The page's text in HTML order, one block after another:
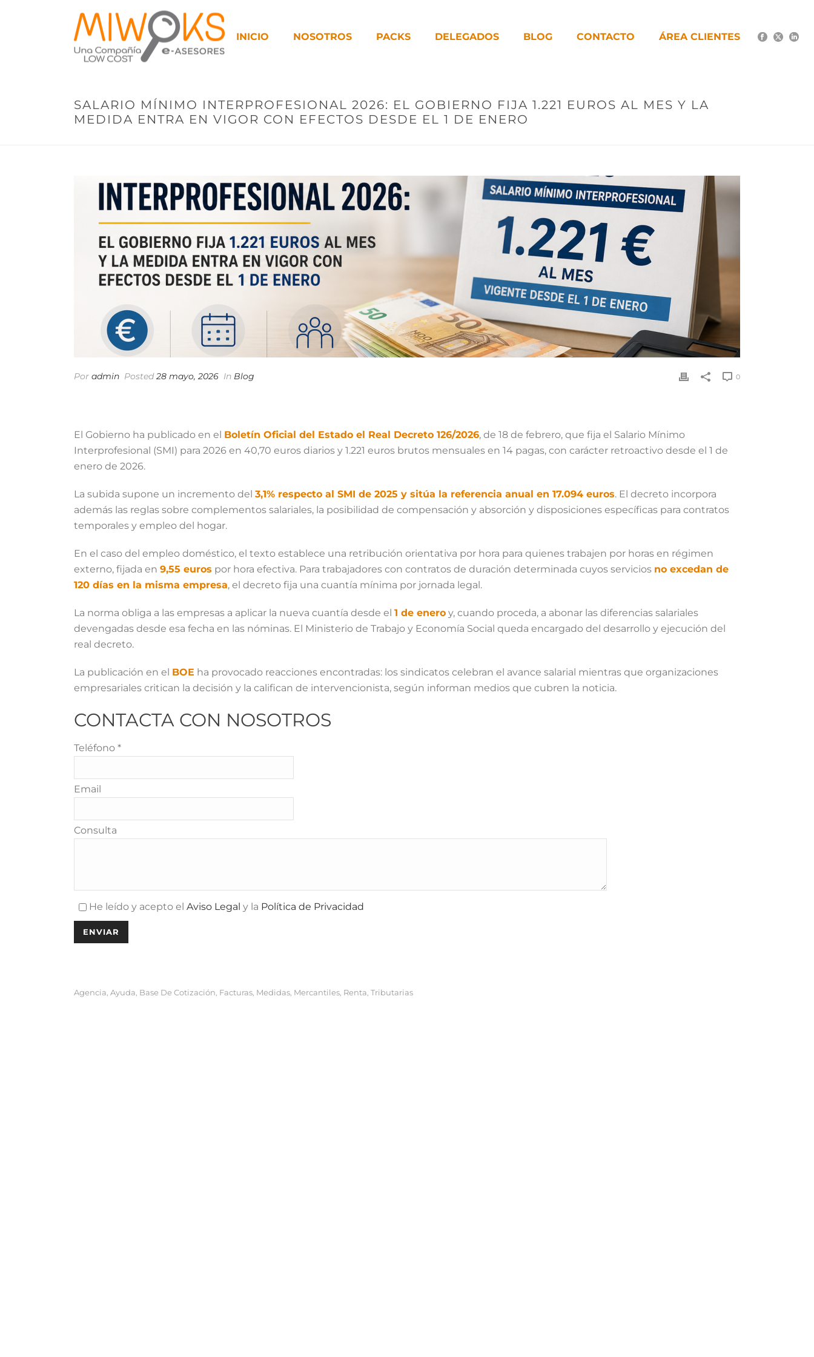
INICIO NOSOTROS PACKS DELEGADOS BLOG CONTACTO ÁREA CLIENTES
SALARIO MÍNIMO INTERPROFESIONAL 2026: EL GOBIERNO FIJA 1.221 EUROS AL MES Y LA
MEDIDA ENTRA EN VIGOR CON EFECTOS DESDE EL 1 DE ENERO
Por admin Posted28 mayo, 2026 In Blog 0
El Gobierno ha publicado en el Boletín Oficial del Estado el Real Decreto 126/2026, de 18 de febrero, que fija el Salario Mínimo
Interprofesional (SMI) para 2026 en 40,70 euros diarios y 1.221 euros brutos mensuales en 14 pagas, con carácter retroactivo desde el 1 de
enero de 2026.
La subida supone un incremento del 3,1% respecto al SMI de 2025 y sitúa la referencia anual en 17.094 euros. El decreto incorpora
además las reglas sobre complementos salariales, la posibilidad de compensación y absorción y disposiciones específicas para contratos
temporales y empleo del hogar.
En el caso del empleo doméstico, el texto establece una retribución orientativa por hora para quienes trabajen por horas en régimen
externo, fijada en 9,55 euros por hora efectiva. Para trabajadores con contratos de duración determinada cuyos servicios no excedan de
120 días en la misma empresa, el decreto fija una cuantía mínima por jornada legal.
La norma obliga a las empresas a aplicar la nueva cuantía desde el 1 de enero y, cuando proceda, a abonar las diferencias salariales
devengadas desde esa fecha en las nóminas. El Ministerio de Trabajo y Economía Social queda encargado del desarrollo y ejecución del
real decreto.
La publicación en el BOE ha provocado reacciones encontradas: los sindicatos celebran el avance salarial mientras que organizaciones
empresariales critican la decisión y la califican de intervencionista, según informan medios que cubren la noticia.
CONTACTA CON NOSOTROS
Teléfono *
Email
Consulta
He leído y acepto el Aviso Legal y la Política de Privacidad
Agencia, Ayuda, Base De Cotización, Facturas, Medidas, Mercantiles, Renta, Tributarias
14011 Córdoba
administracion@miwoks.com
contabilidad@miwoks.com